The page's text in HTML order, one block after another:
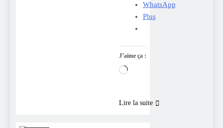
WhatsApp
Plus
J’aime ça :
Chargement…
Lire la suite